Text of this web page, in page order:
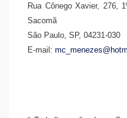
Rua Cônego Xavier, 276,
Sacomã
São Paulo, SP, 04231-030
E-mail: